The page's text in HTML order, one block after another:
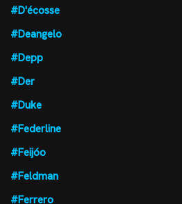
#D'écosse
#Deangelo
#Depp
#Der
#Duke
#Federline
#Feijóo
#Feldman
#Ferrero